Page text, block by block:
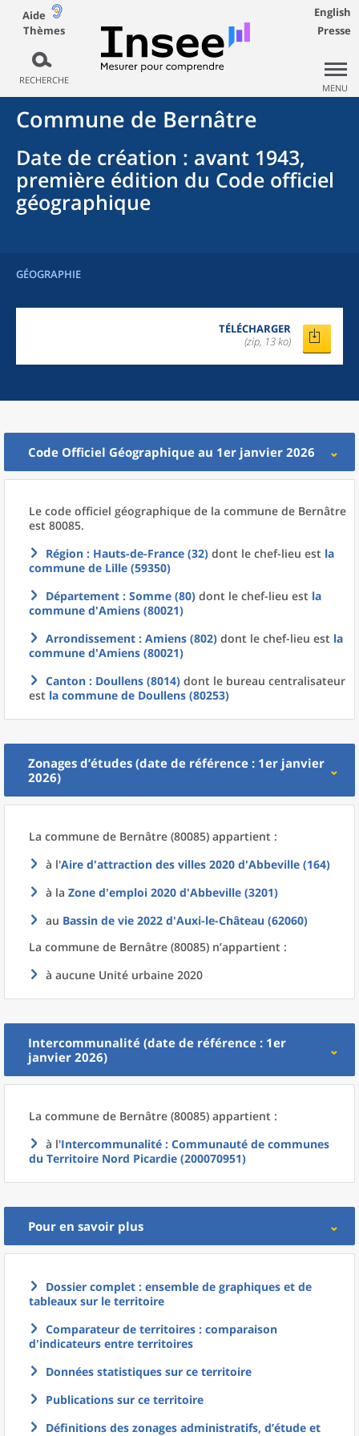
Aide
Thèmes
RECHERCHE
English
Presse
MENU
Commune de Bernâtre
Date de création : avant 1943,
première édition du Code officiel
géographique
GÉOGRAPHIE
TÉLÉCHARGER
(zip, 13 ko)
Code Officiel Géographique au 1er janvier 2026
Le code officiel géographique de la commune de Bernâtre
est 80085.
Région : Hauts-de-France (32) dont le chef-lieu est la
commune de Lille (59350)
Département : Somme (80) dont le chef-lieu est la
commune d'Amiens (80021)
Arrondissement : Amiens (802) dont le chef-lieu est la
commune d'Amiens (80021)
Canton : Doullens (8014) dont le bureau centralisateur
est la commune de Doullens (80253)
Zonages d’études (date de référence : 1er janvier
2026)
La commune de Bernâtre (80085) appartient :
à l'Aire d'attraction des villes 2020 d'Abbeville (164)
à la Zone d'emploi 2020 d'Abbeville (3201)
au Bassin de vie 2022 d'Auxi-le-Château (62060)
La commune de Bernâtre (80085) n’appartient :
à aucune Unité urbaine 2020
Intercommunalité (date de référence : 1er
janvier 2026)
La commune de Bernâtre (80085) appartient :
à l'Intercommunalité : Communauté de communes
du Territoire Nord Picardie (200070951)
Pour en savoir plus
Dossier complet : ensemble de graphiques et de
tableaux sur le territoire
Comparateur de territoires : comparaison
d'indicateurs entre territoires
Données statistiques sur ce territoire
Publications sur ce territoire
Définitions des zonages administratifs, d’étude et